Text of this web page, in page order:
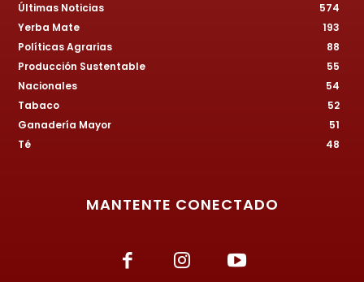
Últimas Noticias
574
Yerba Mate
193
Políticas Agrarias
88
Producción Sustentable
55
Nacionales
54
Tabaco
52
Ganadería Mayor
51
Té
48
MANTENTE CONECTADO